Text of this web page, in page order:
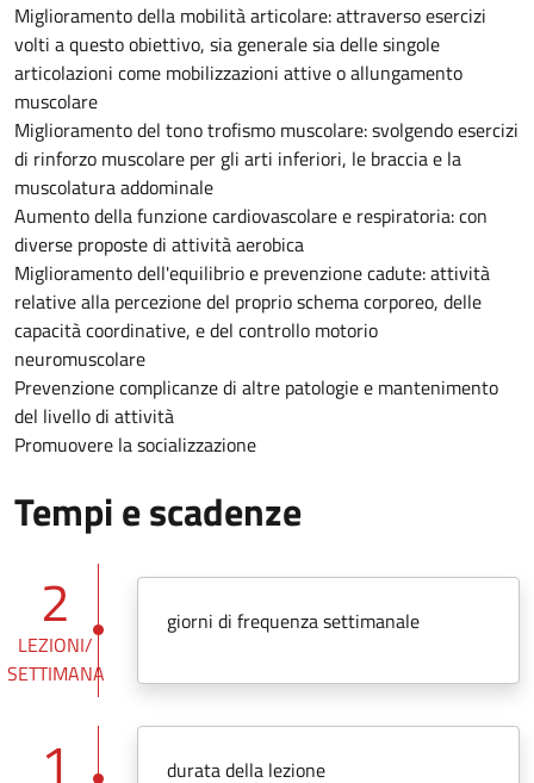
Miglioramento della mobilità articolare: attraverso esercizi
volti a questo obiettivo, sia generale sia delle singole
articolazioni come mobilizzazioni attive o allungamento
muscolare
Miglioramento del tono trofismo muscolare: svolgendo esercizi
di rinforzo muscolare per gli arti inferiori, le braccia e la
muscolatura addominale
Aumento della funzione cardiovascolare e respiratoria: con
diverse proposte di attività aerobica
Miglioramento dell'equilibrio e prevenzione cadute: attività
relative alla percezione del proprio schema corporeo, delle
capacità coordinative, e del controllo motorio
neuromuscolare
Prevenzione complicanze di altre patologie e mantenimento
del livello di attività
Promuovere la socializzazione
Tempi e scadenze
2
LEZIONI/
SETTIMANA
giorni di frequenza settimanale
1 durata della lezione